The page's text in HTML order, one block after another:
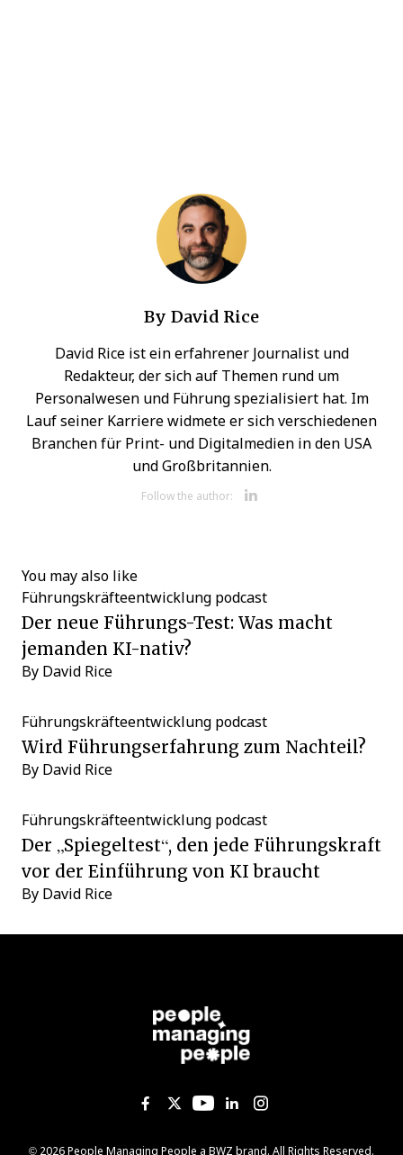
By David Rice
David Rice ist ein erfahrener Journalist und
Redakteur, der sich auf Themen rund um
Personalwesen und Führung spezialisiert hat. Im
Lauf seiner Karriere widmete er sich verschiedenen
Branchen für Print- und Digitalmedien in den USA
und Großbritannien.
Follow the author:
You may also like
Führungskräfteentwicklung podcast
Der neue Führungs-Test: Was macht
jemanden KI-nativ?
By David Rice
Führungskräfteentwicklung podcast
Wird Führungserfahrung zum Nachteil?
By David Rice
Führungskräfteentwicklung podcast
Der „Spiegeltest“, den jede Führungskraft
vor der Einführung von KI braucht
By David Rice
Like us on Facebook
Follow us on Twitter
Follow us on
Add us on
Follow us on
© 2026 People Managing People a BWZ Opens new window
brand. All Rights Reserved.